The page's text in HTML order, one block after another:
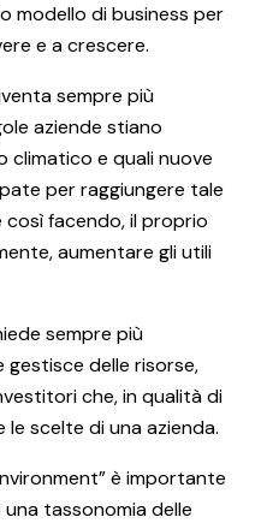
modello di business per
e a crescere.
sempre più
aziende stiano
e quali nuove
per raggiungere tale
facendo, il proprio
aumentare gli utili
sempre più
delle risorse,
che, in qualità di
scelte di una azienda.
è importante
tassonomia delle